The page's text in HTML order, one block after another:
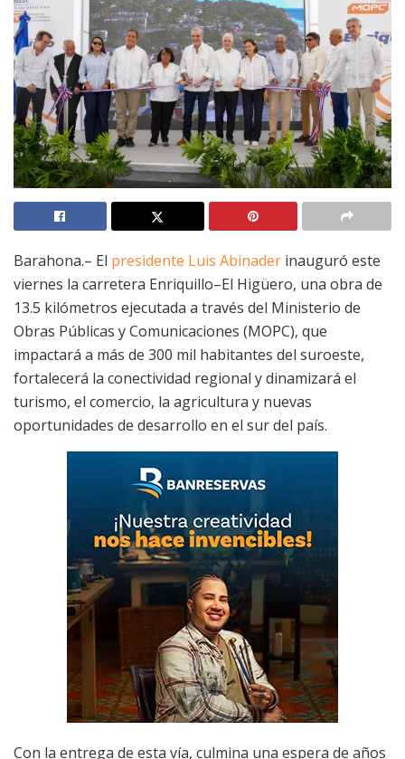
Barahona.– El presidente Luis Abinader inauguró este
viernes la carretera Enriquillo–El Higüero, una obra de
13.5 kilómetros ejecutada a través del Ministerio de
Obras Públicas y Comunicaciones (MOPC), que
impactará a más de 300 mil habitantes del suroeste,
fortalecerá la conectividad regional y dinamizará el
turismo, el comercio, la agricultura y nuevas
oportunidades de desarrollo en el sur del país.
Con la entrega de esta vía, culmina una espera de años